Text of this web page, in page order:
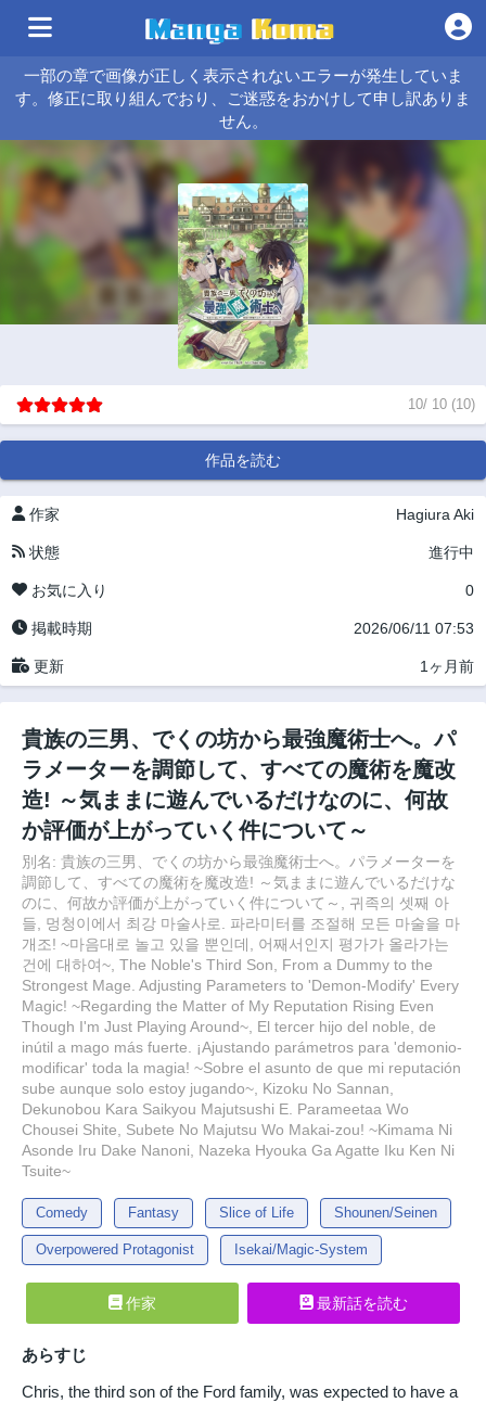
一部の章で画像が正しく表示されないエラーが発生していま
す。修正に取り組んでおり、ご迷惑をおかけして申し訳ありま
せん。
10/ 10 (10)
作品を読む
作家 Hagiura Aki
状態 進行中
お気に入り 0
掲載時期 2026/06/11 07:53
更新 1ヶ月前
貴族の三男、でくの坊から最強魔術士へ。パ
ラメーターを調節して、すべての魔術を魔改
造! ～気ままに遊んでいるだけなのに、何故
か評価が上がっていく件について～
別名: 貴族の三男、でくの坊から最強魔術士へ。パラメーターを
調節して、すべての魔術を魔改造! ～気ままに遊んでいるだけな
のに、何故か評価が上がっていく件について～, 귀족의 셋째 아
들, 멍청이에서 최강 마술사로. 파라미터를 조절해 모든 마술을 마
개조! ~마음대로 놀고 있을 뿐인데, 어째서인지 평가가 올라가는
건에 대하여~, The Noble's Third Son, From a Dummy to the
Strongest Mage. Adjusting Parameters to 'Demon-Modify' Every
Magic! ~Regarding the Matter of My Reputation Rising Even
Though I'm Just Playing Around~, El tercer hijo del noble, de
inútil a mago más fuerte. ¡Ajustando parámetros para 'demonio-
modificar' toda la magia! ~Sobre el asunto de que mi reputación
sube aunque solo estoy jugando~, Kizoku No Sannan,
Dekunobou Kara Saikyou Majutsushi E. Parameetaa Wo
Chousei Shite, Subete No Majutsu Wo Makai-zou! ~Kimama Ni
Asonde Iru Dake Nanoni, Nazeka Hyouka Ga Agatte Iku Ken Ni
Tsuite~
Comedy Fantasy Slice of Life Shounen/Seinen
Overpowered Protagonist Isekai/Magic-System
作家 最新話を読む
あらすじ
Chris, the third son of the Ford family, was expected to have a